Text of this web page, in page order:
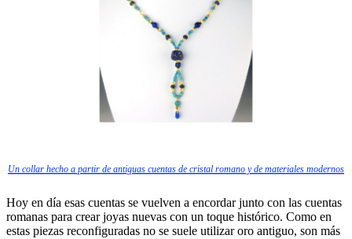
Un collar hecho a partir de antiguas cuentas de cristal romano y de materiales modernos
Hoy en día esas cuentas se vuelven a encordar junto con las cuentas
romanas para crear joyas nuevas con un toque histórico. Como en
estas piezas reconfiguradas no se suele utilizar oro antiguo, son más